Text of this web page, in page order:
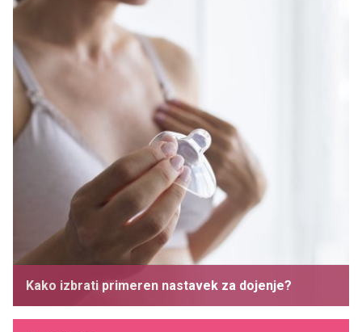
Kako izbrati primeren nastavek za dojenje?